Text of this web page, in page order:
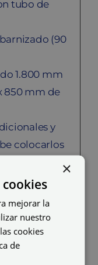
tubo de
(90
1.800 mm
850 mm de
y
colocarlos
×
mejorar la
nuestro
cookies
de